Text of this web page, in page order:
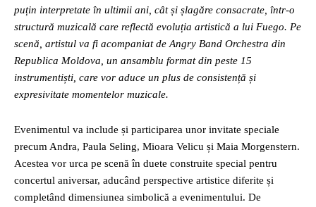
puțin interpretate în ultimii ani, cât și șlagăre consacrate, într-o
structură muzicală care reflectă evoluția artistică a lui Fuego. Pe
scenă, artistul va fi acompaniat de Angry Band Orchestra din
Republica Moldova, un ansamblu format din peste 15
instrumentiști, care vor aduce un plus de consistență și
expresivitate momentelor muzicale.
Evenimentul va include și participarea unor invitate speciale
precum Andra, Paula Seling, Mioara Velicu și Maia Morgenstern.
Acestea vor urca pe scenă în duete construite special pentru
concertul aniversar, aducând perspective artistice diferite și
completând dimensiunea simbolică a evenimentului. De